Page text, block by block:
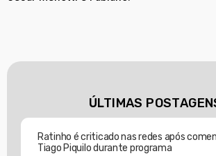
ÚLTIMAS
Ratinho é criticado nas redes após
Tiago Piquilo durante programa